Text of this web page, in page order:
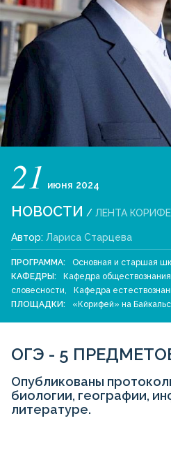
21 июня 2024
НОВОСТИ / ЛЕНТА
Автор: Лариса Старцева
ПРОГРАММА: Основная и старшая
КАФЕДРЫ:
Кафедра обществознания
словесности, Кафедра
ПЛОЩАДКИ:
«Корифей» на
ОГЭ - 5
Опубликованы
биологии, географии,
литературе.